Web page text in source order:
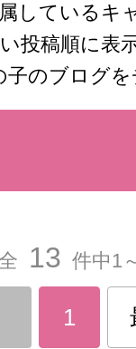
しているキ
投稿順に表
子のブログ
13 件中1
1